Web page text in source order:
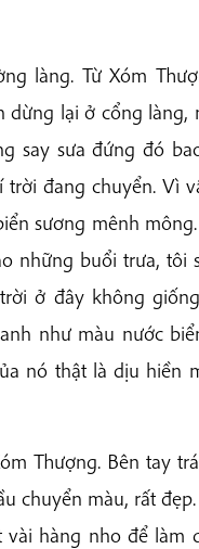
làng. Từ Xóm
lại ở cổng làng,
say sưa đứng đó
đang chuyển. Vì
sương mênh
những buổi trưa, tôi
ở đây không
như màu nước
nó thật là dịu hiền
Thượng. Bên tay
chuyển màu, rất
hàng nho để làm